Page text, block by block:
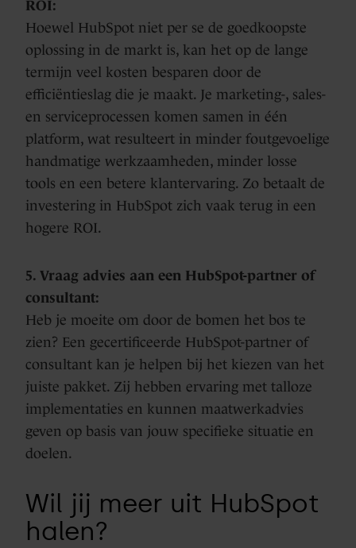
ROI:
Hoewel HubSpot niet per se de goedkoopste
oplossing in de markt is, kan het op de lange
termijn veel kosten besparen door de
efficiëntieslag die je maakt. Je marketing-, sales-
en serviceprocessen komen samen in één
platform, wat resulteert in minder foutgevoelige
handmatige werkzaamheden, minder losse
tools en een betere klantervaring. Zo betaalt de
investering in HubSpot zich vaak terug in een
hogere ROI.
5. Vraag advies aan een HubSpot-partner of
consultant:
Heb je moeite om door de bomen het bos te
zien? Een gecertificeerde HubSpot-partner of
consultant kan je helpen bij het kiezen van het
juiste pakket. Zij hebben ervaring met talloze
implementaties en kunnen maatwerkadvies
geven op basis van jouw specifieke situatie en
doelen.
Wil jij meer uit HubSpot
halen?